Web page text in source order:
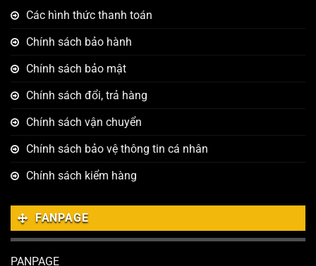
Các hình thức thanh toán
Chính sách bảo hành
Chính sách bảo mật
Chính sách đổi, trả hàng
Chính sách vận chuyển
Chính sách bảo vệ thông tin cá nhân
Chính sách kiểm hàng
FANPAGE
PANPAGE